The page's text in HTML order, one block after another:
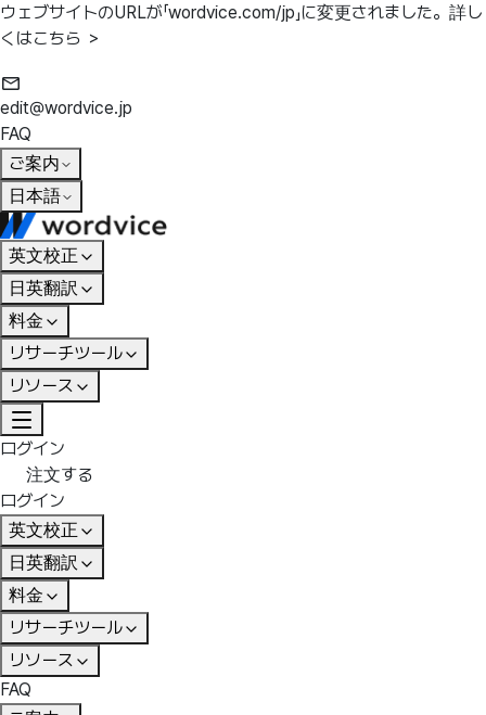
ウェブサイトのURLが「wordvice.com/jp」に変更されました。 詳し
くはこちら ＞
edit@wordvice.jp
FAQ
ご案内
日本語
英文校正
日英翻訳
料金
リサーチツール
リソース
ログイン
注文する
ログイン
英文校正
日英翻訳
料金
リサーチツール
リソース
FAQ